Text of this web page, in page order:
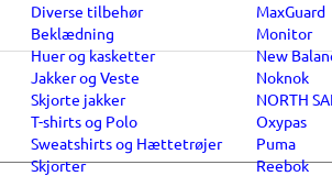
Diverse tilbehør
Beklædning
Huer og kasketter
Jakker og Veste
Skjorte jakker
T-shirts og Polo
Sweatshirts og Hættetrøjer
Skjorter
MaxGuard
Monitor
New
Noknok
NORTH
Oxypas
Puma
Reebok